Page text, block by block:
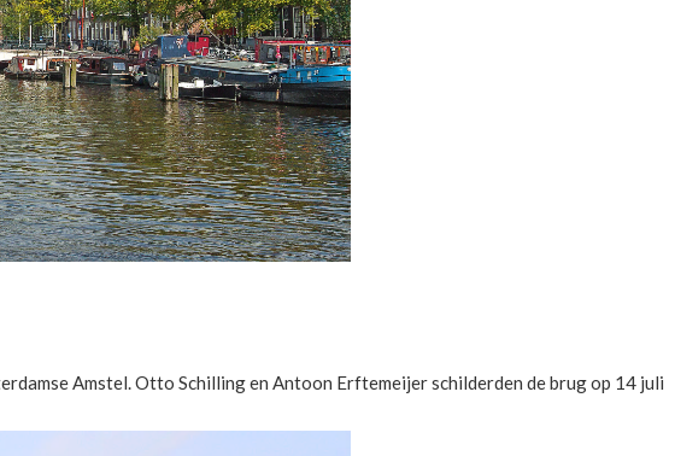
Amstel. Otto Schilling en Antoon Erftemeijer schilderden de brug op 14 juli